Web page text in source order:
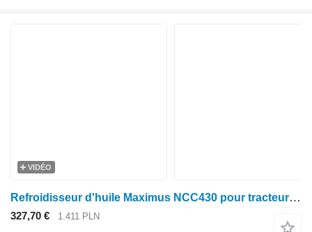
VIDÉO
Refroidisseur d'huile Maximus NCC430 pour tracteur à roues Massey Ferguson MF 7465 T3 SISU, MF 7475 T3 SISU, MF 7480 T3 SISU
327,70 € 1.411 PLN